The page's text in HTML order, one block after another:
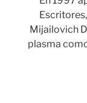
Mijailovich
plasma